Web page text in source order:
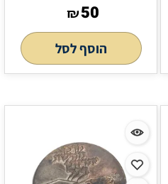
₪50
הוסף לסל